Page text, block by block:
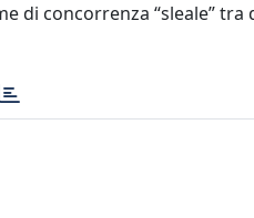
di concorrenza “sleale” tra